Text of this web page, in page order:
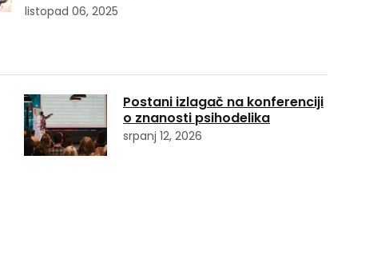
listopad 06, 2025
Postani izlagač na konferenciji
o znanosti psihodelika
srpanj 12, 2026